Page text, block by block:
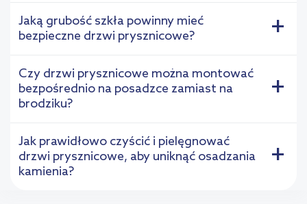
Jaką grubość szkła powinny mieć
bezpieczne drzwi prysznicowe?
+
Czy drzwi prysznicowe można montować
bezpośrednio na posadzce zamiast na
brodziku?
+
Jak prawidłowo czyścić i pielęgnować
drzwi prysznicowe, aby uniknąć osadzania
kamienia?
+